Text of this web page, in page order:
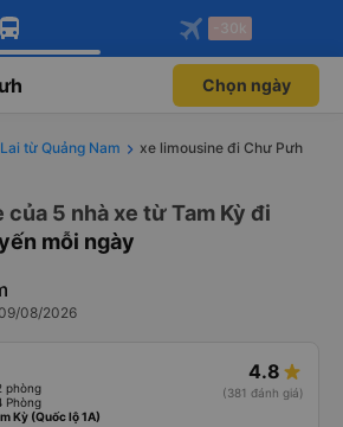
app Vexere ngay!
ưu đãi thành viên độc
Mở app
app Vexere
ghế khi đặt vé máy bay qua
Mở app
-30k
Chọn ngày
từ Quảng Nam
xe limousine đi Chư Pưh
của 5 nhà xe từ Tam Kỳ đi
mỗi ngày
08/2026
phòng
Phòng
4.8
(381 đánh giá)
Kỳ (Quốc lộ 1A)